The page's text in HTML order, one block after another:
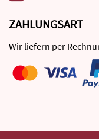
ZAHLUNGSART
Wir liefern per